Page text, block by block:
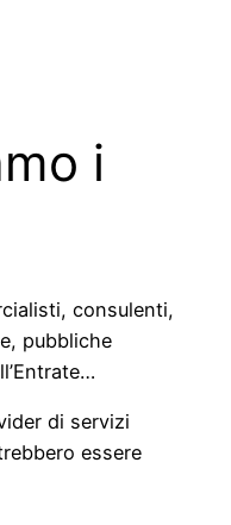
i
consulenti,
pubbliche
di servizi
essere